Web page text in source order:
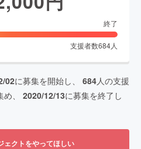
終了
支援者数684人
02に募集を開始し、 684人の支援
、 2020/12/13に募集を終了し
ェクトをやってほしい